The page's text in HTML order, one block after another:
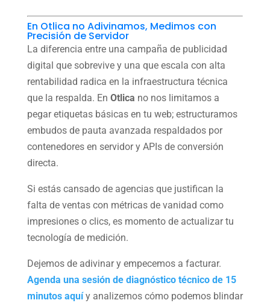
En Otlica no Adivinamos, Medimos con
Precisión de Servidor
La diferencia entre una campaña de publicidad
digital que sobrevive y una que escala con alta
rentabilidad radica en la infraestructura técnica
que la respalda. En Otlica no nos limitamos a
pegar etiquetas básicas en tu web; estructuramos
embudos de pauta avanzada respaldados por
contenedores en servidor y APIs de conversión
directa.
Si estás cansado de agencias que justifican la
falta de ventas con métricas de vanidad como
impresiones o clics, es momento de actualizar tu
tecnología de medición.
Dejemos de adivinar y empecemos a facturar.
Agenda una sesión de diagnóstico técnico de 15
minutos aquíy analizemos cómo podemos blindar